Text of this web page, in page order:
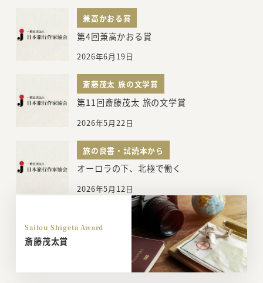
兼高かおる賞
第4回兼高かおる賞
2026年6月19日
斎藤茂太 旅の文学賞
第11回斎藤茂太 旅の文学賞
2026年5月22日
旅の良書・試読本から
オーロラの下、北極で働く
2026年5月12日
Saitou Shigeta Award
斎藤茂太賞